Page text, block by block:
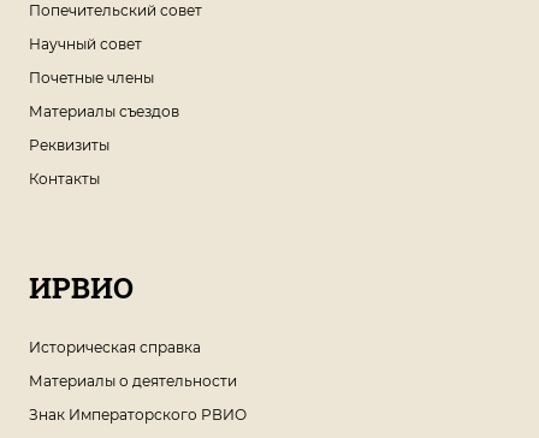
Попечительский совет
Научный совет
Почетные члены
Материалы съездов
Реквизиты
Контакты
ИРВИО
Историческая справка
Материалы о деятельности
Знак Императорского РВИО